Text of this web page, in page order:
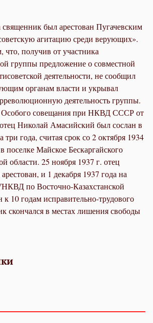
священник был арестован Пугачевским
агитацию среди верующих».
что, получив от участника
группы предложение о совместной
деятельности, не сообщил
органам власти и укрывал
деятельность группы.
совещания при НКВД СССР от
Николай Амасийский был сослан в
три года, считая срок со 2 октября 1934
поселке Майское Бескаргайского
области. 25 ноября 1937 г. отец
и 1 декабря 1937 года на
по Восточно-Казахстанской
к 10 годам исправительно-трудового
скончался в местах лишения свободы